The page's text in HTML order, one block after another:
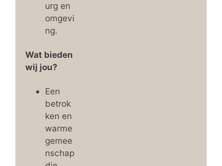
urg en
omgevi
ng.
Wat bieden
wij jou?
Een
betrok
ken en
warme
gemee
nschap